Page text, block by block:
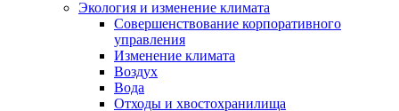
Экология и изменение климата
Совершенствование корпоративного
управления
Изменение климата
Воздух
Вода
Отходы и хвостохранилища